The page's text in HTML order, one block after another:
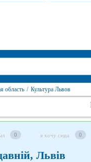
область / Культура Львов
0 я хочу сюда 0
Львів